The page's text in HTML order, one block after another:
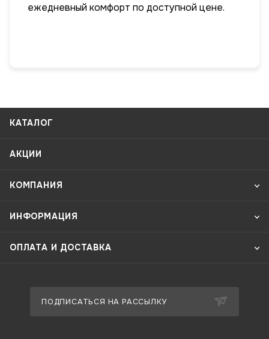
ежедневный комфорт по доступной цене.
КАТАЛОГ
АКЦИИ
КОМПАНИЯ
ИНФОРМАЦИЯ
ОПЛАТА И ДОСТАВКА
ПОДПИСАТЬСЯ НА РАССЫЛКУ